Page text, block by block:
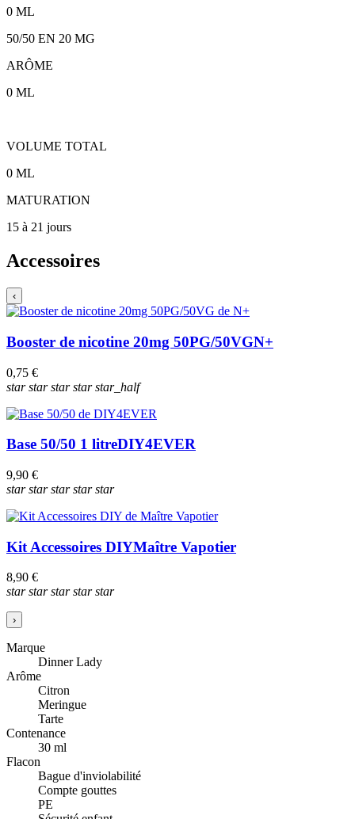
0 ML
50/50 EN 20 MG
ARÔME
0 ML
VOLUME TOTAL
0 ML
MATURATION
15 à 21 jours
Accessoires
‹
Booster de nicotine 20mg 50PG/50VGN+
0,75 €
starstarstarstarstar_half
Base 50/50 1 litreDIY4EVER
9,90 €
starstarstarstarstar
Kit Accessoires DIYMaître Vapotier
8,90 €
starstarstarstarstar
›
Marque
Dinner Lady
Arôme
Citron
Meringue
Tarte
Contenance
30 ml
Flacon
Bague d'inviolabilité
Compte gouttes
PE